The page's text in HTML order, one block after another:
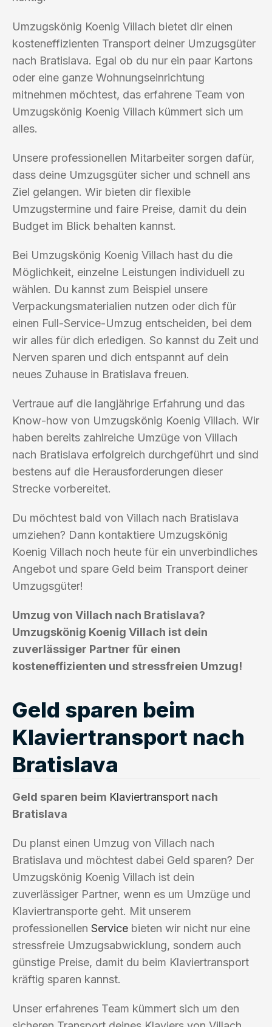
Umzugskönig Koenig Villach bietet dir einen
kosteneffizienten Transport deiner Umzugsgüter
nach Bratislava. Egal ob du nur ein paar Kartons
oder eine ganze Wohnungseinrichtung
mitnehmen möchtest, das erfahrene Team von
Umzugskönig Koenig Villach kümmert sich um
alles.
Unsere professionellen Mitarbeiter sorgen dafür,
dass deine Umzugsgüter sicher und schnell ans
Ziel gelangen. Wir bieten dir flexible
Umzugstermine und faire Preise, damit du dein
Budget im Blick behalten kannst.
Bei Umzugskönig Koenig Villach hast du die
Möglichkeit, einzelne Leistungen individuell zu
wählen. Du kannst zum Beispiel unsere
Verpackungsmaterialien nutzen oder dich für
einen Full-Service-Umzug entscheiden, bei dem
wir alles für dich erledigen. So kannst du Zeit und
Nerven sparen und dich entspannt auf dein
neues Zuhause in Bratislava freuen.
Vertraue auf die langjährige Erfahrung und das
Know-how von Umzugskönig Koenig Villach. Wir
haben bereits zahlreiche Umzüge von Villach
nach Bratislava erfolgreich durchgeführt und sind
bestens auf die Herausforderungen dieser
Strecke vorbereitet.
Du möchtest bald von Villach nach Bratislava
umziehen? Dann kontaktiere Umzugskönig
Koenig Villach noch heute für ein unverbindliches
Angebot und spare Geld beim Transport deiner
Umzugsgüter!
Umzug von Villach nach Bratislava?
Umzugskönig Koenig Villach ist dein
zuverlässiger Partner für einen
kosteneffizienten und stressfreien Umzug!
Geld sparen beim
Klaviertransport nach
Bratislava
Geld sparen beim Klaviertransport nach
Bratislava
Du planst einen Umzug von Villach nach
Bratislava und möchtest dabei Geld sparen? Der
Umzugskönig Koenig Villach ist dein
zuverlässiger Partner, wenn es um Umzüge und
Klaviertransporte geht. Mit unserem
professionellen Service bieten wir nicht nur eine
stressfreie Umzugsabwicklung, sondern auch
günstige Preise, damit du beim Klaviertransport
kräftig sparen kannst.
Unser erfahrenes Team kümmert sich um den